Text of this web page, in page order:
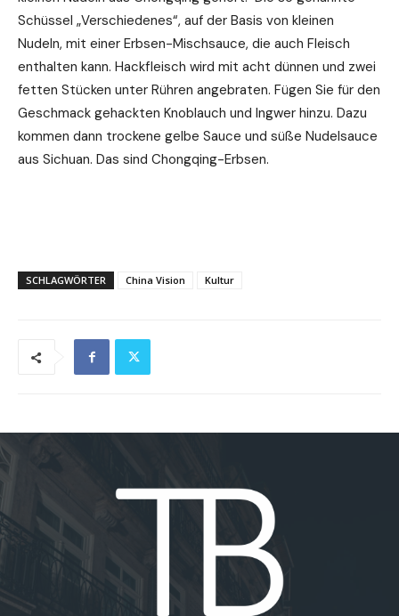
Schüssel „Verschiedenes“, auf der Basis von kleinen
Nudeln, mit einer Erbsen-Mischsauce, die auch Fleisch
enthalten kann. Hackfleisch wird mit acht dünnen und zwei
fetten Stücken unter Rühren angebraten. Fügen Sie für den
Geschmack gehackten Knoblauch und Ingwer hinzu. Dazu
kommen dann trockene gelbe Sauce und süße Nudelsauce
aus Sichuan. Das sind Chongqing-Erbsen.
SCHLAGWÖRTER China Vision Kultur